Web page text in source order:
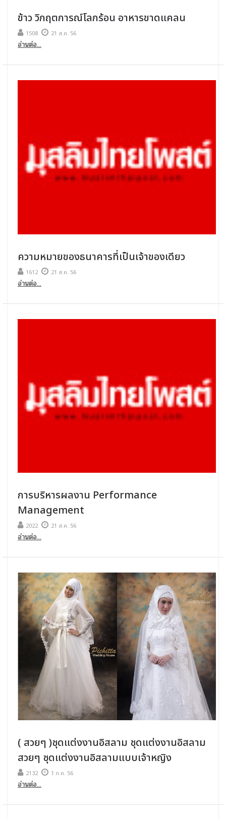
ข้าว วิกฤตการณ์โลกร้อน อาหารขาดแคลน
1508 21 ส.ค. 56
อ่านต่อ...
ความหมายของธนาคารที่เป็นเจ้าของเดียว
1612 21 ส.ค. 56
อ่านต่อ...
การบริหารผลงาน Performance
Management
2022 21 ส.ค. 56
อ่านต่อ...
( สวยๆ )ชุดแต่งงานอิสลาม ชุดแต่งงานอิสลาม
สวยๆ ชุดแต่งงานอิสลามแบบเจ้าหญิง
2132 1 ก.ค. 56
อ่านต่อ...